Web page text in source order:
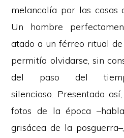
melancolía por las cosas
Un hombre
atado a un férreo ritual
permitía olvidarse, sin
del paso del
silencioso. Presentado
fotos de la época
grisácea de la